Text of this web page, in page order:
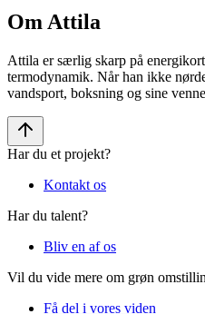
Om Attila
Attila er særlig skarp på
termodynamik. Når han ikke
vandsport, boksning og sine
Har du et projekt?
Kontakt os
Har du talent?
Bliv en af os
Vil du vide mere om grøn
Få del i vores viden